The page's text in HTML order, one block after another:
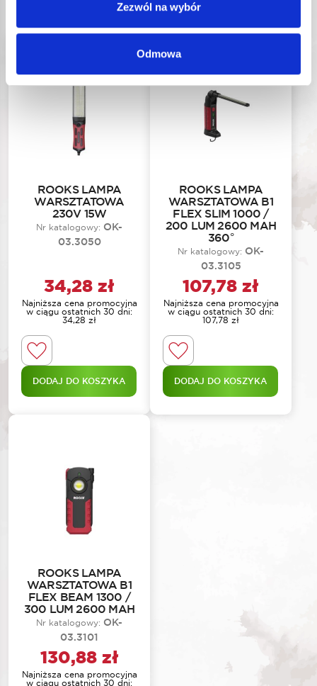
Zezwól na wybór
Odmowa
ROOKS LAMPA
WARSZTATOWA
230V 15W
Nr katalogowy: OK-
03.3050
34,28 zł
Najniższa cena promocyjna
w ciągu ostatnich 30 dni:
34,28 zł
DODAJ DO KOSZYKA
ROOKS LAMPA
WARSZTATOWA B1
FLEX SLIM 1000 /
200 LUM 2600 MAH
360°
Nr katalogowy: OK-
03.3105
107,78 zł
Najniższa cena promocyjna
w ciągu ostatnich 30 dni:
107,78 zł
DODAJ DO KOSZYKA
ROOKS LAMPA
WARSZTATOWA B1
FLEX BEAM 1300 /
300 LUM 2600 MAH
Nr katalogowy: OK-
03.3101
130,88 zł
Najniższa cena promocyjna
w ciągu ostatnich 30 dni: